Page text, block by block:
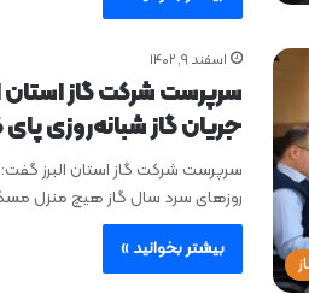
اسفند ۹, ۱۴۰۲
سرپرست شرکت گاز استان
جریان گاز شبانه‌روزی
سرپرست شرکت گاز استان البرز
روزهای سرد سال گاز هیچ منزل
بیشتر بخوانید »